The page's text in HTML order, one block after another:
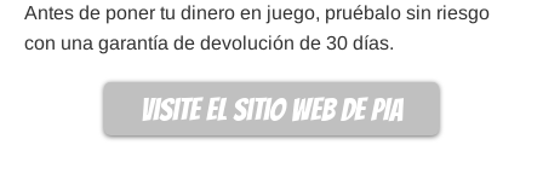
Antes de poner tu dinero en juego, pruébalo sin riesgo
con una garantía de devolución de 30 días.
visite el sitio web de PIA